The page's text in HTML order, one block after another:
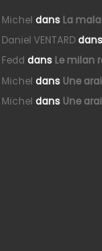
Michel dans La
Daniel VENTARD dans
Fedd dans Le milan
Michel dans Une
Michel dans Une